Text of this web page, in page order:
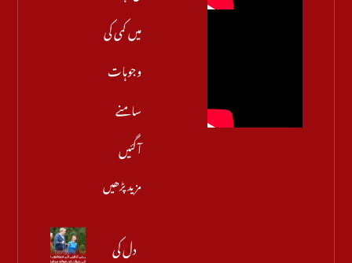
میں کمی کی
وجوہات
سامنے
آگئیں
مزید پڑھیں
دل کی